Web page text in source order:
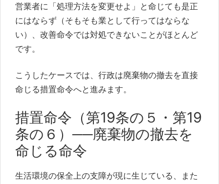
営業者に「処理方法を変更せよ」と命じても是正
にはならず（そもそも業として行ってはならな
い）、改善命令では対処できないことがほとんど
です。
こうしたケースでは、行政は廃棄物の撤去を直接
命じる措置命令へと進みます。
措置命令（第19条の５・第19
条の６）──廃棄物の撤去を
命じる命令
生活環境の保全上の支障が現に生じている、また